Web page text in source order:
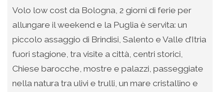
Volo low cost da Bologna, 2 giorni di ferie per
allungare il weekend e la Puglia è servita: un
piccolo assaggio di Brindisi, Salento e Valle d’Itria
fuori stagione, tra visite a città, centri storici,
Chiese barocche, mostre e palazzi, passeggiate
nella natura tra ulivi e trulli, un mare cristallino e